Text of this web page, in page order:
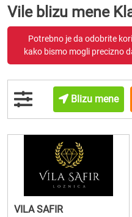
Vile blizu mene
Potrebno je da odobrite
kako bismo mogli precizno
Blizu mene
VILA SAFIR